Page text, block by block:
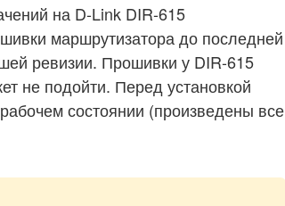
на D-Link DIR-615
маршрутизатора до последней
ревизии. Прошивки у DIR-615
не подойти. Перед установкой
состоянии (произведены все